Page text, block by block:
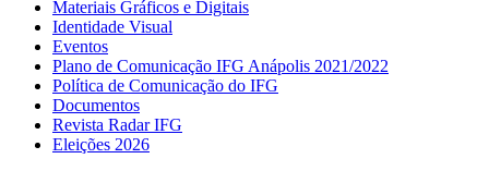
Materiais Gráficos e Digitais
Identidade Visual
Eventos
Plano de Comunicação IFG Anápolis 2021/2022
Política de Comunicação do IFG
Documentos
Revista Radar IFG
Eleições 2026